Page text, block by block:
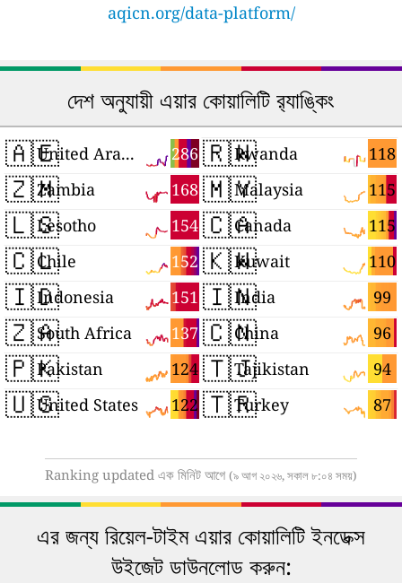
aqicn.org/data-platform/
দেশ অনুযায়ী এয়ার কোয়ালিটি র‍্যাঙ্কিং
🇦🇪 286
United Arab Emirates
🇿🇲 168
Zambia
🇱🇸 154
Lesotho
🇨🇱 152
Chile
🇮🇩 151
Indonesia
🇿🇦 137
South Africa
🇵🇰 124
Pakistan
🇺🇸 122
United States
🇷🇼 118
Rwanda
🇲🇾 115
Malaysia
🇨🇦 115
Canada
🇰🇼 110
Kuwait
🇮🇳 99
India
🇨🇳 96
China
🇹🇯 94
Tajikistan
🇹🇷 87
Turkey
Ranking updated এক মিনিট আগে (৯ আগ ২০২৬, সকাল ৮:০৪ সময়)
এর জন্য রিয়েল-টাইম এয়ার কোয়ালিটি ইনডেক্স
উইজেট ডাউনলোড করুন: